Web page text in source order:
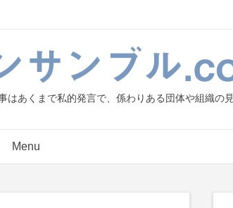
サンブル
あくまで私的発言で、係わりある団体や組織の
Menu